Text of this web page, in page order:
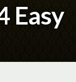
Easy